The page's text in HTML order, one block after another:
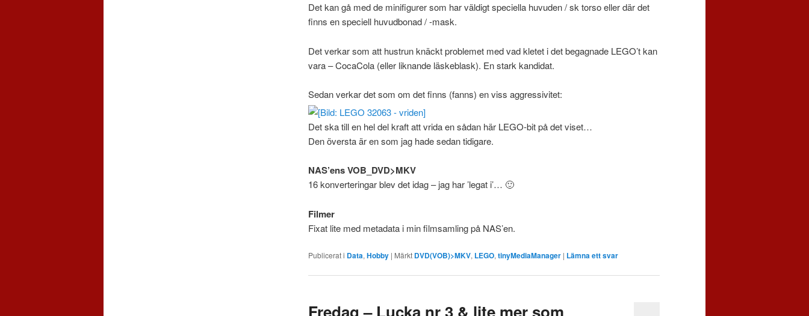
Det kan gå med de minifigurer som har väldigt speciella huvuden / sk torso eller där det
finns en speciell huvudbonad / -mask.
Det verkar som att hustrun knäckt problemet med vad kletet i det begagnade LEGO’t kan
vara – CocaCola (eller liknande läskeblask). En stark kandidat.
Sedan verkar det som om det finns (fanns) en viss aggressivitet:
Det ska till en hel del kraft att vrida en sådan här LEGO-bit på det viset…
Den översta är en som jag hade sedan tidigare.
NAS’ens VOB_DVD>MKV
16 konverteringar blev det idag – jag har ’legat i’… 🙂
Filmer
Fixat lite med metadata i min filmsamling på NAS’en.
Publicerat i Data, Hobby | Märkt DVD(VOB)>MKV, LEGO, tinyMediaManager | Lämna ett svar
Fredag – Lucka nr 3 & lite mer som